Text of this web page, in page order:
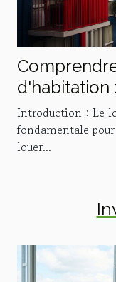
d'habitation
Introduction : Le
fondamentale
louer...